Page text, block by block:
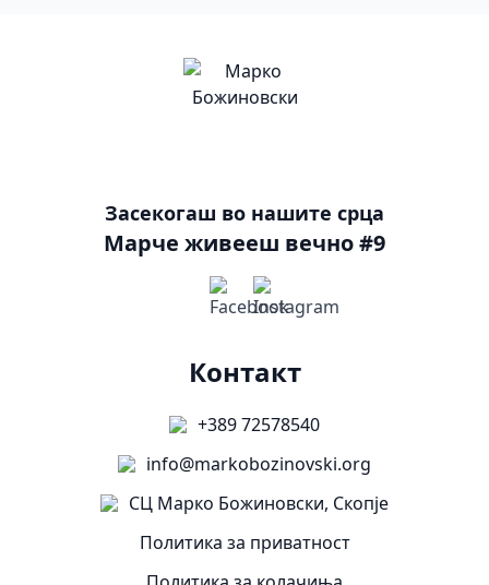
Засекогаш во нашите срца
Марче живееш вечно #9
Контакт
+389 72578540
info@markobozinovski.org
СЦ Марко Божиновски, Скопје
Политика за приватност